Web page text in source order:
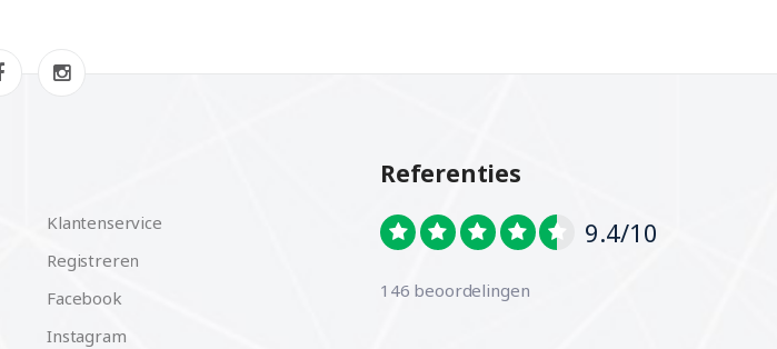
Klantenservice
Registreren
Facebook
Instagram
Referenties
9.4/10
146 beoordelingen